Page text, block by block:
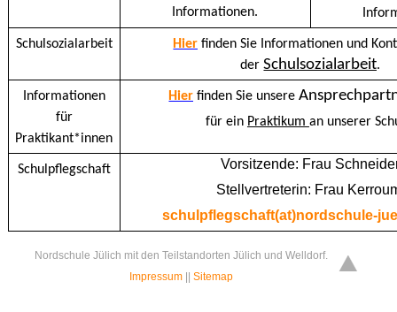
Informationen.
Schulsozialarbeit Hier finden Sie Informationen und
derSchulsozialarbeit.
Informationen
für
Praktikant*innen
Hier finden Sie unsere
für ein Praktikum an unserer
Schulpflegschaft
Vorsitzende: Frau
Stellvertreterin: Frau
schulpflegschaft(at)nordschule-
Nordschule Jülich mit den Teilstandorten Jülich und Welldorf.
Impressum ||Sitemap